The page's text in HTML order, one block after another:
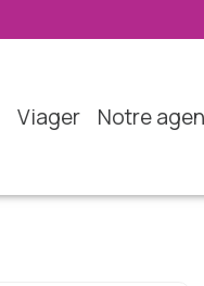
viager notre